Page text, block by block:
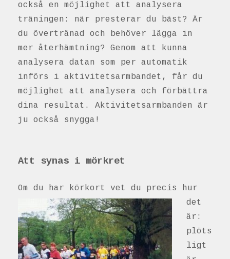
också en möjlighet att analysera
träningen: när presterar du bäst? Är
du övertränad och behöver lägga in
mer återhämtning? Genom att kunna
analysera datan som per automatik
införs i aktivitetsarmbandet, får du
möjlighet att analysera och förbättra
dina resultat. Aktivitetsarmbanden är
ju också snygga!
Att synas i mörkret
Om du har körkort vet du precis hur
det
är:
plöts
ligt